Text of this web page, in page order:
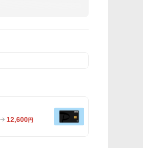
12,600円